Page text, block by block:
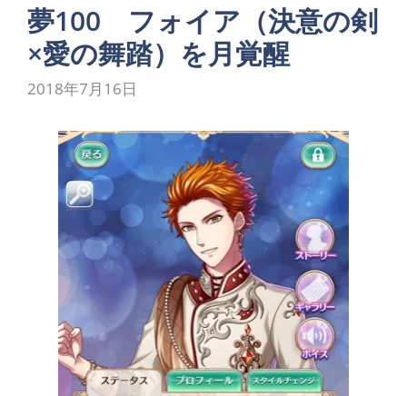
夢100 フォイア（決意の剣
×愛の舞踏）を月覚醒
2018年7月16日